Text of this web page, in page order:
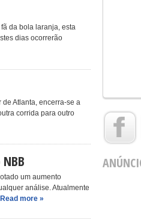
da bola laranja, esta
dias ocorrerão
Atlanta, encerra-se a
corrida para outro
um aumento
análise. Atualmente
Read more »